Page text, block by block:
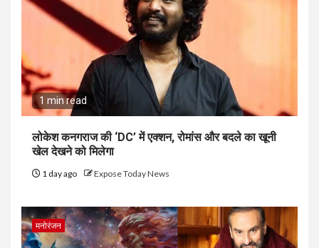
1 min read
लोकेश कनगराज की ‘DC’ में एक्शन, रोमांस और बदले का खूनी
खेल देखने को मिलेगा
1 day ago Expose Today News
मनोरंजन